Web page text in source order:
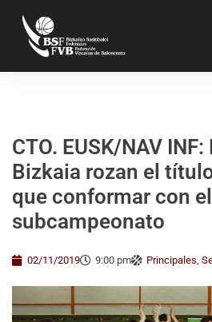
CTO. EUSK/NAV
Bizkaia rozan el
que conformar con el
subcampeonato
02/11/2019 9:00 pm Principales,